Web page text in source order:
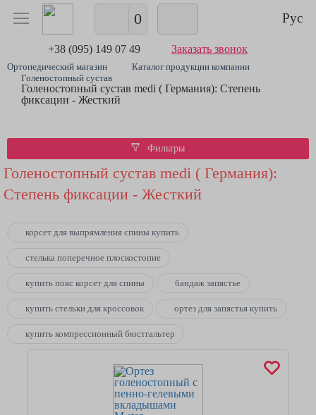
0 Рус
+38 (095) 149 07 49 Заказать звонок
Ортопедический магазин
Каталог продукции компании
Голеностопный сустав
Голеностопный сустав medi ( Германия): Степень
фиксации - Жесткий
Фильтры
Голеностопный сустав medi ( Германия):
Степень фиксации - Жесткий
корсет для выпрямления спины купить
стелька поперечное плоскостопие
купить пояс корсет для спины бандаж запястье
купить стельки для кроссовок ортез для запястья купить
купить компрессионный бюстгальтер